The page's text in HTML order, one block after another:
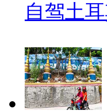
自驾土